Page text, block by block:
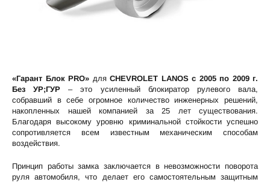
«Гарант Блок PRO» для CHEVROLET LANOS c 2005 по 2009 г.
Без УР;ГУР – это усиленный блокиратор рулевого вала,
собравший в себе огромное количество инженерных решений,
накопленных нашей компанией за 25 лет существования.
Благодаря высокому уровню криминальной стойкости успешно
сопротивляется всем известным механическим способам
воздействия.
Принцип работы замка заключается в невозможности поворота
руля автомобиля, что делает его самостоятельным защитным